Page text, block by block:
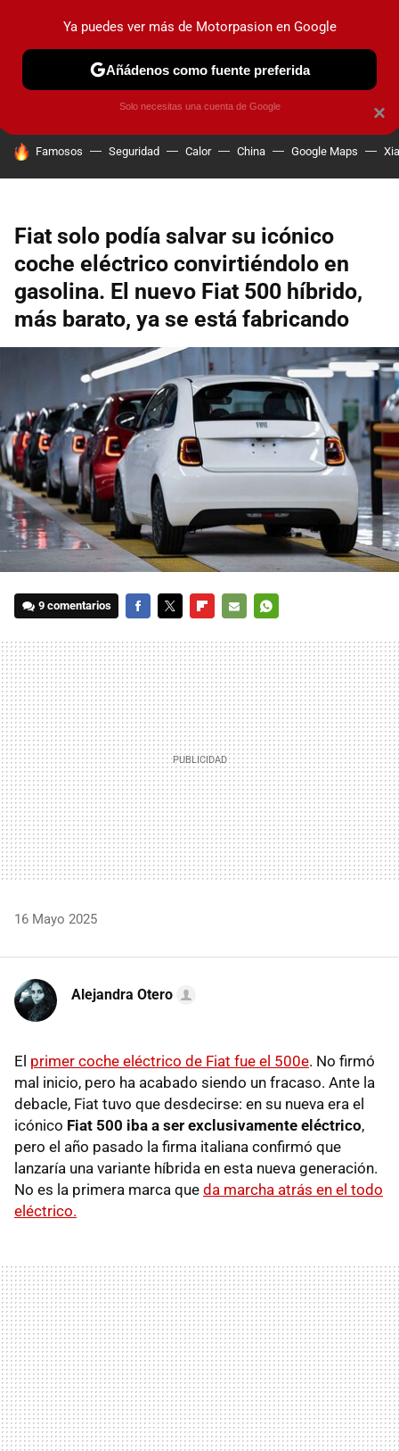
PRUEBAS COCHES ELÉCTRICOS OBSERVATORIO
HOY SE HABLA DE
Famosos Seguridad Calor China Google Maps
Fiat solo podía salvar su icónico
coche eléctrico convirtiéndolo en
gasolina. El nuevo Fiat 500 híbrido,
más barato, ya se está fabricando
9 comentarios
MAIL
16 Mayo 2025
Alejandra Otero
El primer coche eléctrico de Fiat fue el 500e. No firmó
mal inicio, pero ha acabado siendo un fracaso. Ante la
debacle, Fiat tuvo que desdecirse: en su nueva era el
icónico Fiat 500 iba a ser exclusivamente eléctrico,
pero el año pasado la firma italiana confirmó que
lanzaría una variante híbrida en esta nueva generación.
No es la primera marca que da marcha atrás en el todo
eléctrico.
×
Ya puedes ver más de Motorpasion en Google
Añádenos como fuente preferida
Solo necesitas una cuenta de Google